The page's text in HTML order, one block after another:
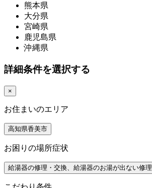
熊本県
大分県
宮崎県
鹿児島県
沖縄県
詳細条件を選択する
×
お住まいのエリア
高知県香美市
お困りの場所症状
給湯器の修理・交換、給湯器のお湯が出ない修理